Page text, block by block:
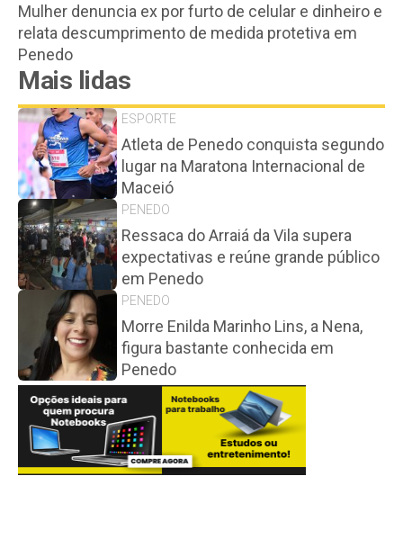
Mulher denuncia ex por furto de celular e dinheiro e
relata descumprimento de medida protetiva em
Penedo
Mais lidas
ESPORTE
Atleta de Penedo conquista segundo
lugar na Maratona Internacional de
Maceió
PENEDO
Ressaca do Arraiá da Vila supera
expectativas e reúne grande público
em Penedo
PENEDO
Morre Enilda Marinho Lins, a Nena,
figura bastante conhecida em
Penedo